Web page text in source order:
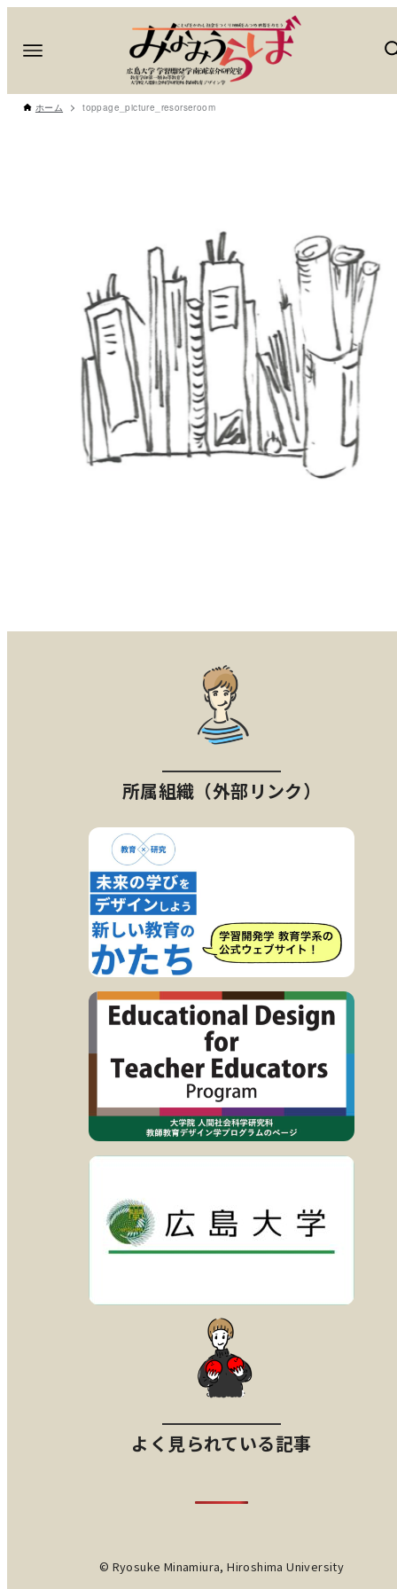
ホーム toppage_picture_resorseroom
所属組織（外部リンク）
よく見られている記事
© Ryosuke Minamiura, Hiroshima University